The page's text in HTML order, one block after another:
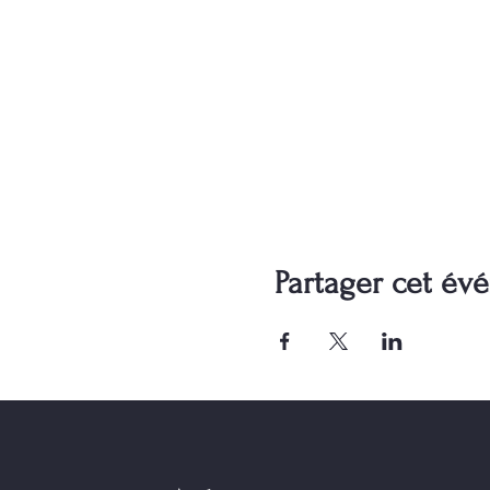
Partager cet